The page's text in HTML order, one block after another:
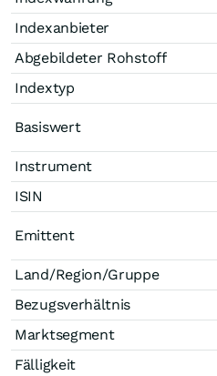
Indexanbieter
Abgebildeter Rohstoff
Indextyp
Basiswert
Instrument
ISIN
Emittent
Land/Region/Gruppe
Bezugsverhältnis
Marktsegment
Fälligkeit